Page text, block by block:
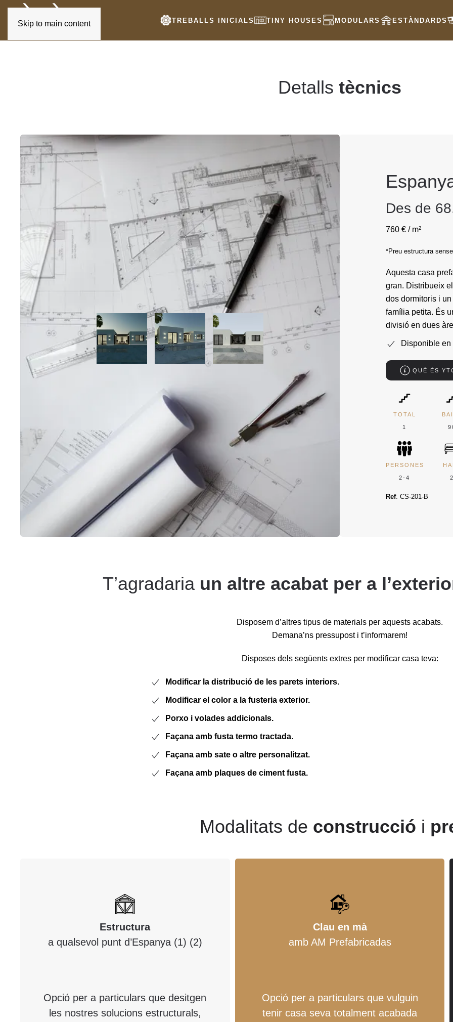
Skip to main content TREBALLS INICIALS TINY HOUSES MODULARS ESTÀNDARDS
Detalls tècnics
Des de
760 € / m²
*Preu estructura
Aquesta casa
gran. Distribueix
dos dormitoris i
família petita. És
divisió en dues
Disponible
QUÈ ÉS
TOTAL
1
PERSONES
2-4
Ref. CS-201-B
T’agradaria un altre acabat per a
Disposem d’altres tipus de materials per aquests acabats.
Demana’ns pressupost i t’informarem!
Disposes dels següents extres per modificar casa teva:
Modificar la distribució de les parets interiors.
Modificar el color a la fusteria exterior.
Porxo i volades addicionals.
Façana amb fusta termo tractada.
Façana amb sate o altre personalitzat.
Façana amb plaques de ciment fusta.
Modalitats de construcció i
Estructura
a qualsevol punt d’Espanya (1) (2)
Opció per a particulars que desitgen
les nostres solucions estructurals,
Clau en mà
amb AM Prefabricadas
Opció per a particulars que vulguin
tenir casa seva totalment acabada